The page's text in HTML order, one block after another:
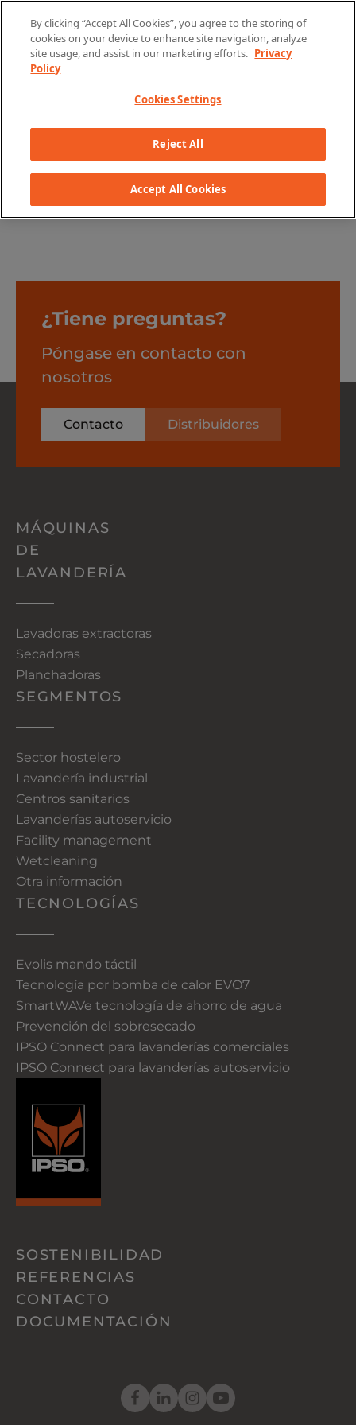
Condiciones de uso
¿Tiene preguntas?
Póngase en contacto con
nosotros
Contacto Distribuidores
MÁQUINAS
DE
LAVANDERÍA
Lavadoras extractoras
Secadoras
Planchadoras
SEGMENTOS
Sector hostelero
Lavandería industrial
Centros sanitarios
Lavanderías autoservicio
Facility management
Wetcleaning
Otra información
TECNOLOGÍAS
Evolis mando táctil
Tecnología por bomba de calor EVO7
SmartWAVe tecnología de ahorro de agua
Prevención del sobresecado
IPSO Connect para lavanderías comerciales
IPSO Connect para lavanderías autoservicio
SOSTENIBILIDAD
REFERENCIAS
CONTACTO
DOCUMENTACIÓN
By clicking “Accept All Cookies”, you agree to the storing of
cookies on your device to enhance site navigation, analyze
site usage, and assist in our marketing efforts. Privacy
Policy
Cookies Settings
Reject All
Accept All Cookies